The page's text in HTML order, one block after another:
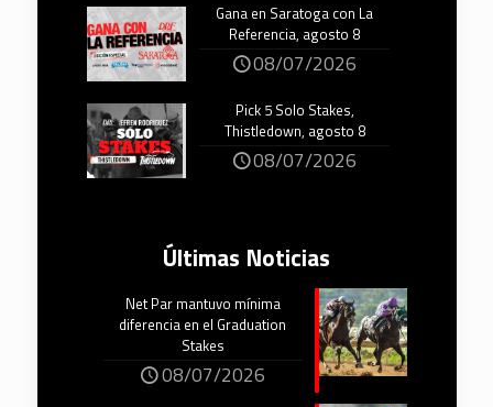
Gana en Saratoga con La
Referencia, agosto 8
08/07/2026
Pick 5 Solo Stakes,
Thistledown, agosto 8
08/07/2026
Últimas Noticias
Net Par mantuvo mínima
diferencia en el Graduation
Stakes
08/07/2026